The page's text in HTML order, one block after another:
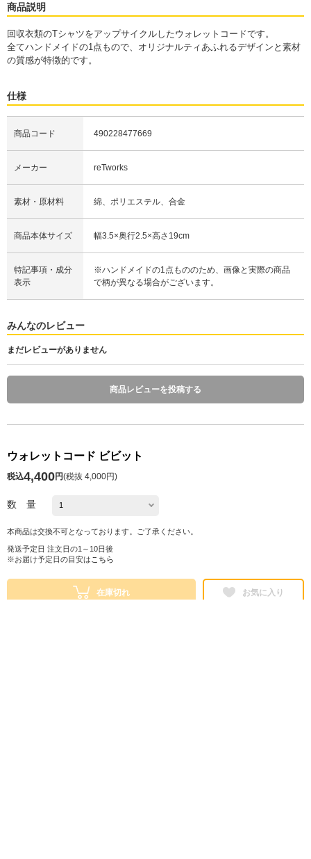
商品説明
回収衣類のTシャツをアップサイクルしたウォレットコードです。
全てハンドメイドの1点もので、オリジナルティあふれるデザインと素材
の質感が特徴的です。
仕様
商品コード 490228477669
メーカー reTworks
素材・原材料 綿、ポリエステル、合金
商品本体サイズ 幅3.5×奥行2.5×高さ19cm
特記事項・成分
表示
※ハンドメイドの1点もののため、画像と実際の商品
で柄が異なる場合がございます。
みんなのレビュー
まだレビューがありません
商品レビューを投稿する
ウォレットコード ビビット
税込4,400円(税抜 4,000円)
数 量
本商品は交換不可となっております。ご了承ください。
発送予定日 注文日の1～10日後
※お届け予定日の目安は こちら
在庫切れ お気に入り